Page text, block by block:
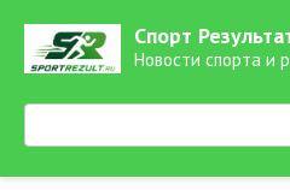
контенту
Спорт
Новости спорта и
Поиск: